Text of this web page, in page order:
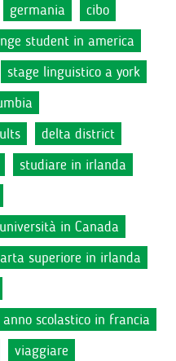
germania
cibo
student in america
stage linguistico a york
delta district
studiare in irlanda
università in Canada
superiore in irlanda
anno scolastico in francia
viaggiare